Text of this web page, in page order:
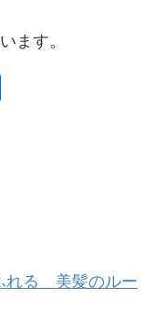
ます。
れる 美髪のルー